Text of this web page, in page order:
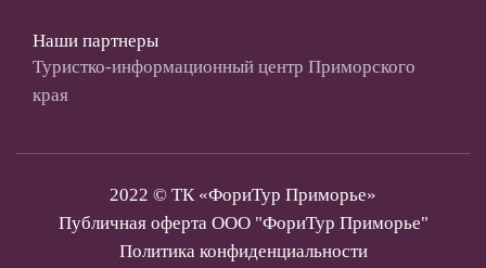
Наши партнеры
Туристко-информационный центр Приморского
края
2022 © ТК «ФориТур Приморье»
Публичная оферта ООО "ФориТур Приморье"
Политика конфиденциальности